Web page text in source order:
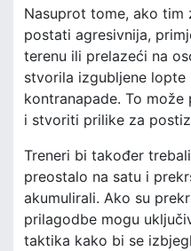
Nasuprot tome, ako tim
postati agresivnija,
terenu ili prelazeći na
stvorila izgubljene
kontranapade. To
i stvoriti prilike za
Treneri bi također
preostalo na satu i
akumulirali. Ako su
prilagodbe mogu
taktika kako bi se